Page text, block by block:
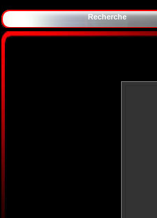
Recherche